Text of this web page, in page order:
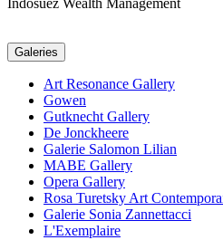
Indosuez Wealth Management
Galeries
Art Resonance Gallery
Gowen
Gutknecht Gallery
De Jonckheere
Galerie Salomon Lilian
MABE Gallery
Opera Gallery
Rosa Turetsky Art
Galerie Sonia Zannettacci
L'Exemplaire